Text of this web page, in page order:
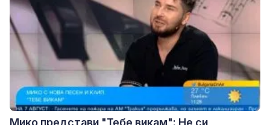
Мико представи "Тебе викам": Не си